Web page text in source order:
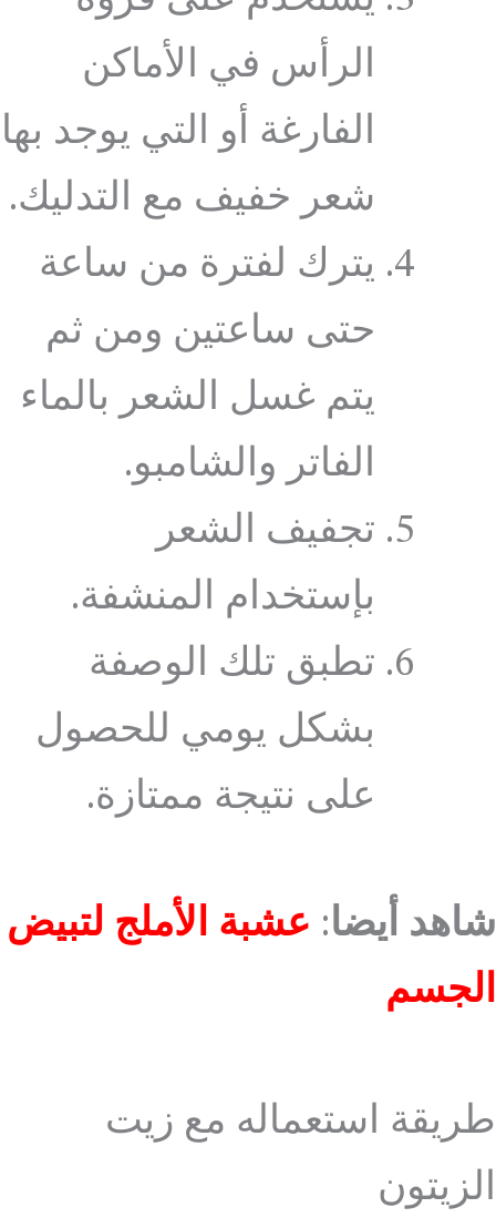
الرأس في الأماكن
الفارغة أو التي يوجد بها
شعر خفيف مع التدليك.
يترك لفترة من ساعة
حتى ساعتين ومن ثم
يتم غسل الشعر بالماء
الفاتر والشامبو.
تجفيف الشعر
بإستخدام المنشفة.
تطبق تلك الوصفة
بشكل يومي للحصول
على نتيجة ممتازة.
شاهد أيضا: عشبة الأملج لتبيض
الجسم
طريقة استعماله مع زيت
الزيتون